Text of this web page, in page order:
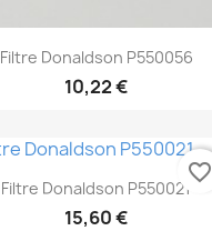
Aperçu rapide
Filtre Donaldson P550056
10,22 €
Aperçu rapide
Filtre Donaldson P550021
15,60 €
favorite_border